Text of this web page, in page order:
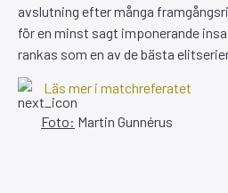
avslutning efter många
för en minst sagt imponerande
rankas som en av de bästa
Läs mer i matchreferatet
Foto: Martin Gunnérus